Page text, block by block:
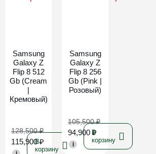
Samsung
Galaxy Z
Flip 8 512
Gb (Cream
|
Кремовый)
128,500₽
115,900₽
В
корзину
Samsung
Galaxy Z
Flip 8 256
Gb (Pink |
Розовый)
105,500₽
94,900 ₽
i
В
корзину